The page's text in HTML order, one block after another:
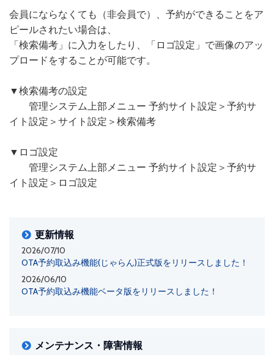
会員にならなくても（非会員で）、予約ができることをア
ピールされたい場合は、
「検索備考」に入力をしたり、「ロゴ設定」で画像のアッ
プロードをすることが可能です。
▼検索備考の設定
管理システム上部メニュー 予約サイト設定＞予約サ
イト設定＞サイト設定＞検索備考
▼ロゴ設定
管理システム上部メニュー 予約サイト設定＞予約サ
イト設定＞ロゴ設定
更新情報
2026/07/10
OTA予約取込み機能(じゃらん)正式版をリリースしました！
2026/06/10
OTA予約取込み機能ベータ版をリリースしました！
メンテナンス・障害情報